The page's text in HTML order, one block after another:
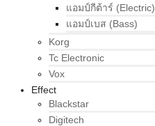
แอมป์กีต้าร์ (Electric)
แอมป์เบส (Bass)
Korg
Tc Electronic
Vox
Effect
Blackstar
Digitech